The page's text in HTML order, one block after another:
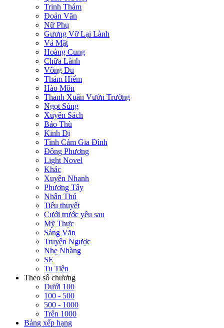
Trinh Thám
Đoản Văn
Nữ Phụ
Gương Vỡ Lại Lành
Vả Mặt
Hoàng Cung
Chữa Lành
Võng Du
Thám Hiểm
Hào Môn
Thanh Xuân Vườn Trường
Ngọt Sủng
Xuyên Sách
Báo Thù
Kinh Dị
Tình Cảm Gia Đình
Đông Phương
Light Novel
Khác
Xuyên Nhanh
Phương Tây
Nhân Thú
Tiểu thuyết
Cưới trước yêu sau
Mỹ Thực
Sảng Văn
Truyện Ngược
Nhẹ Nhàng
SE
Tu Tiên
Theo số chương
Dưới 100
100 - 500
500 - 1000
Trên 1000
Bảng xếp hạng